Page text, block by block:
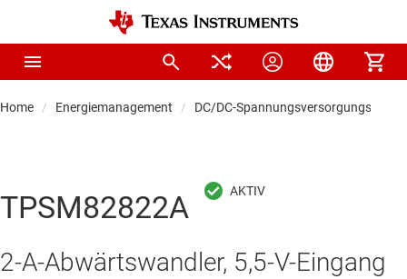
Home Energiemanagement DC/DC-Spannungsversorgungsmodul
TPSM82822A
2-A-Abwärtswandler, 5,5-V-Eingang